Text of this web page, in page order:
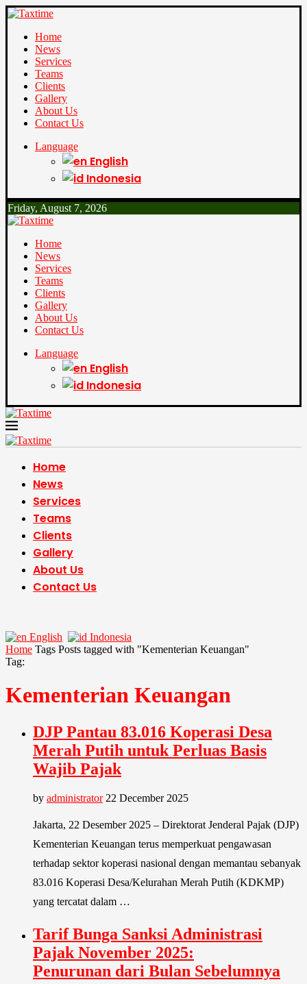
Home
News
Services
Teams
Clients
Gallery
About Us
Contact Us
Language
English
Indonesia
Friday, August 7, 2026
Home
News
Services
Teams
Clients
Gallery
About Us
Contact Us
Language
English
Indonesia
Home
News
Services
Teams
Clients
Gallery
About Us
Contact Us
English
Indonesia
Home Tags Posts tagged with "Kementerian Keuangan"
Tag:
Kementerian Keuangan
DJP Pantau 83.016 Koperasi Desa
Merah Putih untuk Perluas Basis
Wajib Pajak
by administrator 22 December 2025
Jakarta, 22 Desember 2025 – Direktorat Jenderal Pajak (DJP)
Kementerian Keuangan terus memperkuat pengawasan
terhadap sektor koperasi nasional dengan memantau sebanyak
83.016 Koperasi Desa/Kelurahan Merah Putih (KDKMP)
yang tercatat dalam …
Tarif Bunga Sanksi Administrasi
Pajak November 2025:
Penurunan dari Bulan Sebelumnya